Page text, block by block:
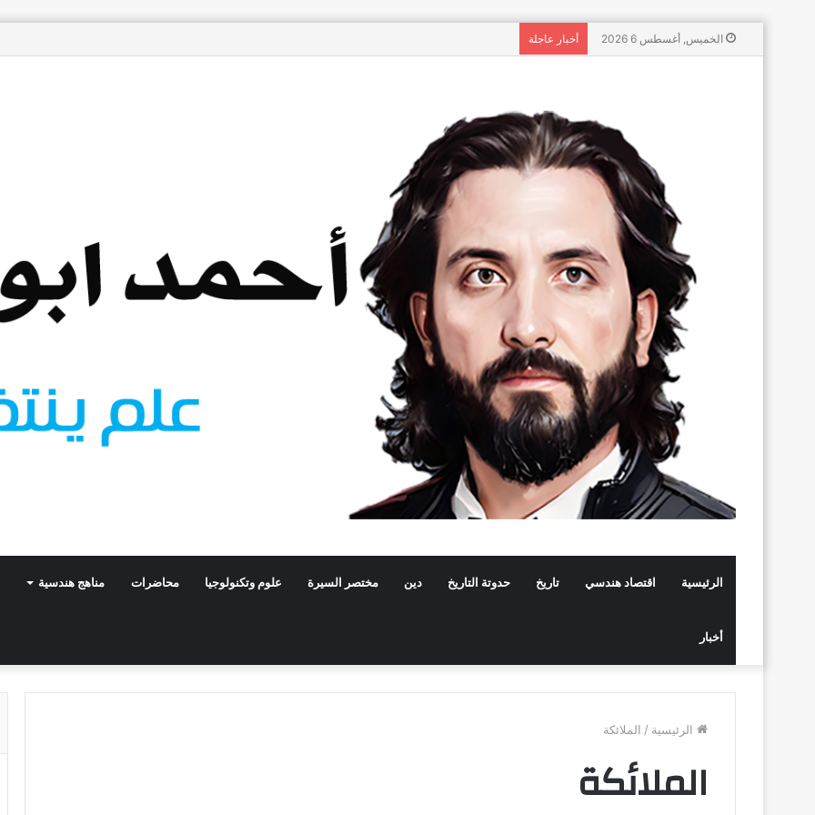
الخميس, أغسطس 6 2026 أخبار عاجلة
الرئيسية اقتصاد هندسي تاريخ حدوتة التاريخ دين مختصر السيرة علوم وتكنولوجيا محاضرات مناهج هندسية
أخبار
الرئيسية / الملائكة
الملائكة